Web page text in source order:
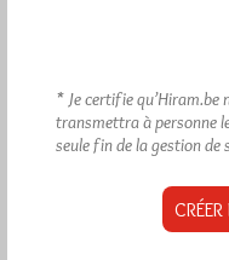
* Je certifie qu’Hiram.be
transmettra à personne
seule fin de la gestion de